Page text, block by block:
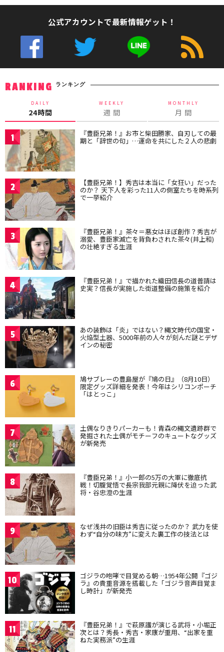
公式アカウントで最新情報ゲット！
RANKING ランキング
DAILY
24時間
WEEKLY
週 間
MONTHLY
月 間
1 『豊臣兄弟！』お市と柴田勝家、自刃しての最
期と「辞世の句」…運命を共にした２人の悲劇
2 【豊臣兄弟！】秀吉は本当に「女狂い」だった
のか？ 天下人を彩った11人の側室たちを時系列
で一挙紹介
3 『豊臣兄弟！』茶々＝悪女はほぼ創作？秀吉が
溺愛、豊臣家滅亡を背負わされた茶々(井上和)
の壮絶すぎる生涯
4 『豊臣兄弟！』で描かれた織田信長の道普請は
史実？信長が実施した街道整備の施策を紹介
5 あの装飾は「炎」ではない？縄文時代の国宝・
火焔型土器、5000年前の人々が刻んだ謎とデザ
インの秘密
6 鳩サブレーの豊島屋が『鳩の日』（8月10日）
限定グッズ詳細を発表！今年はシリコンポーチ
「はとっこ」
7 土偶なりきりパーカーも！青森の縄文遺跡群で
発掘された土偶がモチーフのキュートなグッズ
が新発売
8 『豊臣兄弟！』小一郎の5万の大軍に徹底抗
戦！切腹覚悟で長宗我部元親に降伏を迫った武
将・谷忠澄の生涯
9 なぜ浅井の旧臣は秀吉に従ったのか？ 武力を使
わず“自分の味方”に変えた裏工作の技法とは
10 ゴジラの咆哮で目覚める朝…1954年公開『ゴジ
ラ』の貴重音源を搭載した「ゴジラ音声目覚ま
し時計」が新発売
11 『豊臣兄弟！』で萩原護が演じる武将・小堀正
次とは？秀長・秀吉・家康が重用、“出家を重
ねた実務派”の生涯